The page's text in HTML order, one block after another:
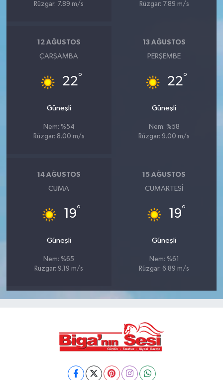
Rüzgar: 7.89 m/s
Rüzgar: 7.89 m/s
12 AĞUSTOS
ÇARŞAMBA
22°
Güneşli
Nem: %54
Rüzgar: 8.00 m/s
13 AĞUSTOS
PERŞEMBE
22°
Güneşli
Nem: %58
Rüzgar: 9.00 m/s
14 AĞUSTOS
CUMA
19°
Güneşli
Nem: %65
Rüzgar: 9.19 m/s
15 AĞUSTOS
CUMARTESI
19°
Güneşli
Nem: %61
Rüzgar: 6.89 m/s